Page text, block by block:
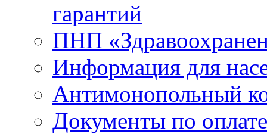
гарантий
ПНП
Информация для
Антимонопольный
Документы по